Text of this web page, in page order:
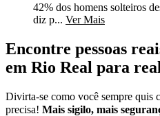
42% dos homens solteiros
diz p... Ver Mais
Encontre pessoas
em Rio Real para
Divirta-se como você sempre quis
precisa! Mais sigilo, mais